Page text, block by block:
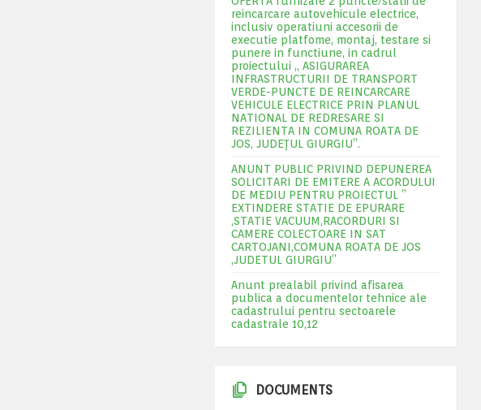
reincarcare autovehicule electrice,
inclusiv operatiuni accesorii de
executie platfome, montaj, testare si
punere in functiune, in cadrul
proiectului „ ASIGURAREA
INFRASTRUCTURII DE TRANSPORT
VERDE-PUNCTE DE REINCARCARE
VEHICULE ELECTRICE PRIN PLANUL
NATIONAL DE REDRESARE SI
REZILIENTA IN COMUNA ROATA DE
JOS, JUDEŢUL GIURGIU”.
ANUNT PUBLIC PRIVIND DEPUNEREA
SOLICITARI DE EMITERE A ACORDULUI
DE MEDIU PENTRU PROIECTUL ”
EXTINDERE STATIE DE EPURARE
,STATIE VACUUM,RACORDURI SI
CAMERE COLECTOARE IN SAT
CARTOJANI,COMUNA ROATA DE JOS
,JUDETUL GIURGIU”
Anunt prealabil privind afisarea
publica a documentelor tehnice ale
cadastrului pentru sectoarele
cadastrale 10,12
DOCUMENTS